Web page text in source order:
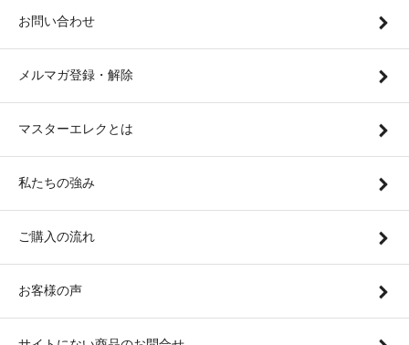
お問い合わせ
メルマガ登録・解除
マスターエレクとは
私たちの強み
ご購入の流れ
お客様の声